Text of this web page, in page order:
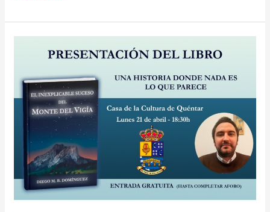
inexplicable
suceso
Monte
Vigía»
en